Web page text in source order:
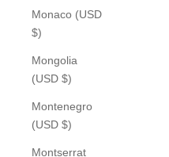
Monaco (USD
$)
Mongolia
(USD $)
Montenegro
(USD $)
Montserrat